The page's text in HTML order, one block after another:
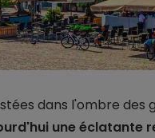
dans l'ombre des
une éclatante